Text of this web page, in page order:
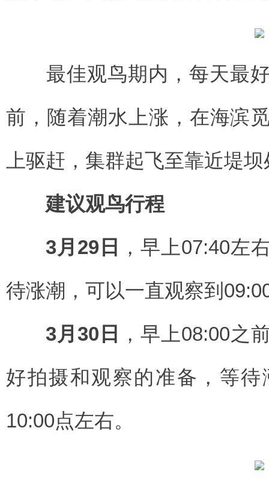
最佳观鸟期内，每天最好
前，随着潮水上涨，在海滨
上驱赶，集群起飞至靠近堤
建议观鸟行程
3月29日
，早上07:40左
待涨潮，可以一直观察到
3月30日
，早上08:00之
好拍摄和观察的准备，等
10:00点左右。